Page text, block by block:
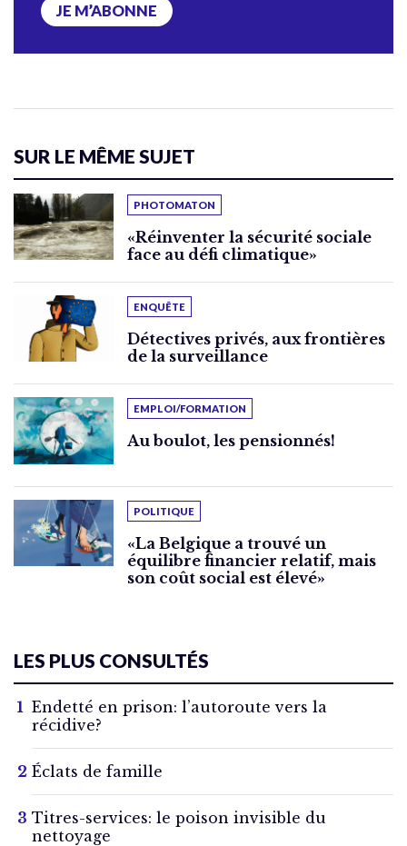
JE M’ABONNE
SUR LE MÊME SUJET
PHOTOMATON
«Réinventer la sécurité sociale
face au défi climatique»
ENQUÊTE
Détectives privés, aux frontières
de la surveillance
EMPLOI/FORMATION
Au boulot, les pensionnés!
POLITIQUE
«La Belgique a trouvé un
équilibre financier relatif, mais
son coût social est élevé»
LES PLUS CONSULTÉS
Endetté en prison: l’autoroute vers la
récidive?
Éclats de famille
Titres-services: le poison invisible du
nettoyage